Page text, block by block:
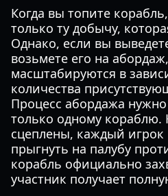
Когда вы топите
только ту добычу,
Однако, если вы
возьмете его на
масштабируются в
количества
Процесс абордажа
только одному кораблю.
сцеплены, каждый игрок
прыгнуть на палубу
корабль официально
участник получает